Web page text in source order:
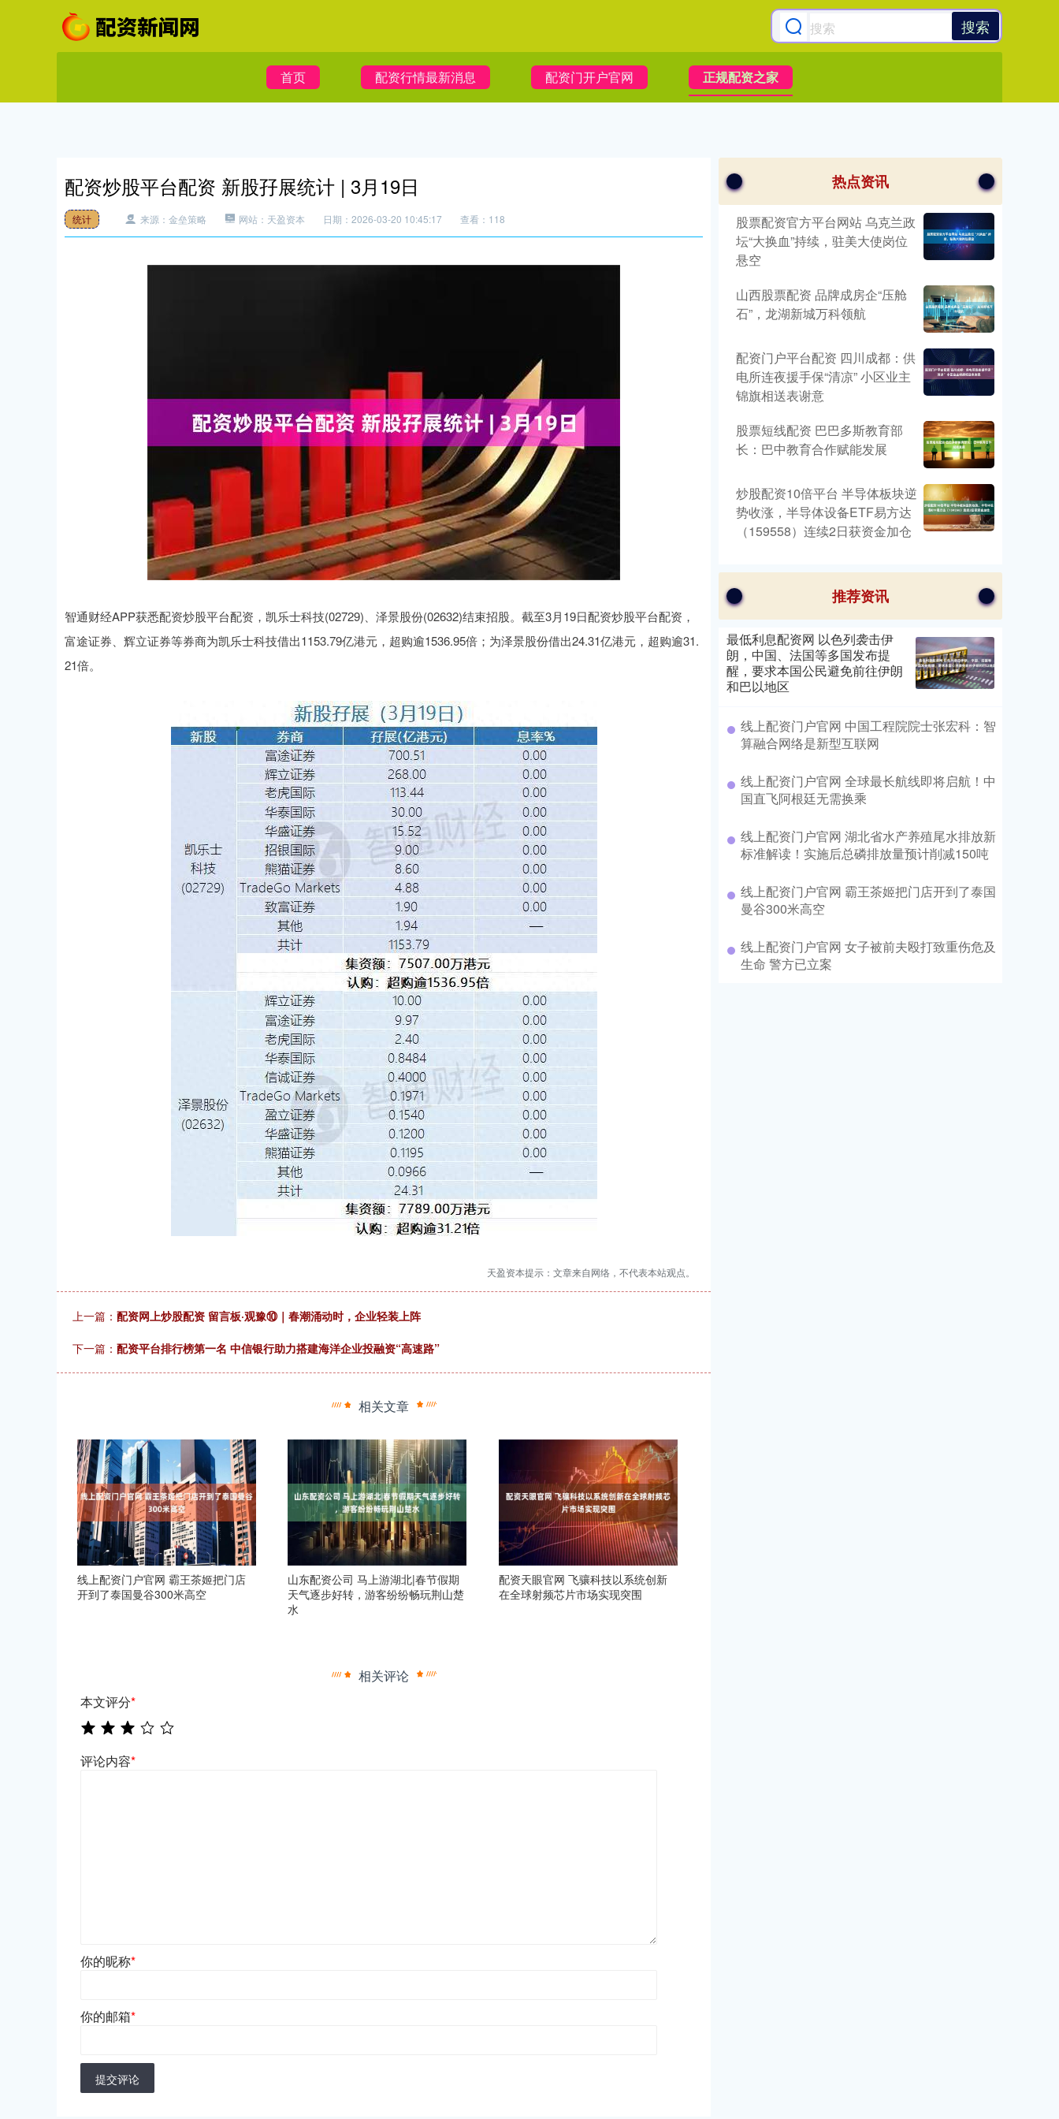
搜索
首页 配资行情最新消息 配资门开户官网 正规配资之家
配资炒股平台配资 新股孖展统计 | 3月19日
统计 来源：金垒策略 网站：天盈资本 日期：2026-03-20 10:45:17 查看：118
智通财经APP获悉配资炒股平台配资，凯乐士科技(02729)、泽景股份(02632)结束招股。截至3月19日配资炒股平台配资，
富途证券、辉立证券等券商为凯乐士科技借出1153.79亿港元，超购逾1536.95倍；为泽景股份借出24.31亿港元，超购逾31.
21倍。
天盈资本提示：文章来自网络，不代表本站观点。
上一篇： 配资网上炒股配资 留言板·观豫⑩｜春潮涌动时，企业轻装上阵
下一篇： 配资平台排行榜第一名 中信银行助力搭建海洋企业投融资“高速路”
相关文章
线上配资门户官网 霸王茶姬把门店
开到了泰国曼谷300米高空
山东配资公司 马上游湖北|春节假期
天气逐步好转，游客纷纷畅玩荆山楚
水
配资天眼官网 飞骧科技以系统创新
在全球射频芯片市场实现突围
相关评论
本文评分*
评论内容*
你的昵称*
你的邮箱*
提交评论
热点资讯
股票配资官方平台网站 乌克兰政
坛“大换血”持续，驻美大使岗位
悬空
山西股票配资 品牌成房企“压舱
石”，龙湖新城万科领航
配资门户平台配资 四川成都：供
电所连夜援手保“清凉” 小区业主
锦旗相送表谢意
股票短线配资 巴巴多斯教育部
长：巴中教育合作赋能发展
炒股配资10倍平台 半导体板块逆
势收涨，半导体设备ETF易方达
（159558）连续2日获资金加仓
推荐资讯
最低利息配资网 以色列袭击伊
朗，中国、法国等多国发布提
醒，要求本国公民避免前往伊朗
和巴以地区
线上配资门户官网 中国工程院院士张宏科：智
算融合网络是新型互联网
线上配资门户官网 全球最长航线即将启航！中
国直飞阿根廷无需换乘
线上配资门户官网 湖北省水产养殖尾水排放新
标准解读！实施后总磷排放量预计削减150吨
线上配资门户官网 霸王茶姬把门店开到了泰国
曼谷300米高空
线上配资门户官网 女子被前夫殴打致重伤危及
生命 警方已立案